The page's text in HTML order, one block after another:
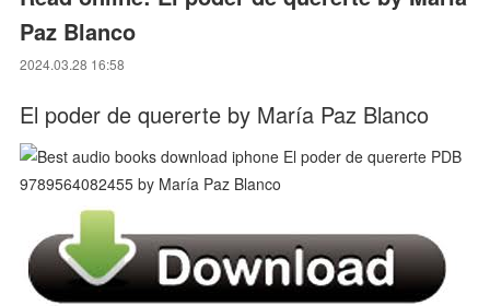
Paz Blanco
2024.03.28 16:58
El poder de quererte by María Paz Blanco